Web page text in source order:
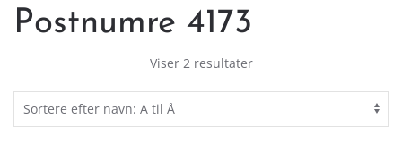
Postnumre 4173
Viser 2 resultater